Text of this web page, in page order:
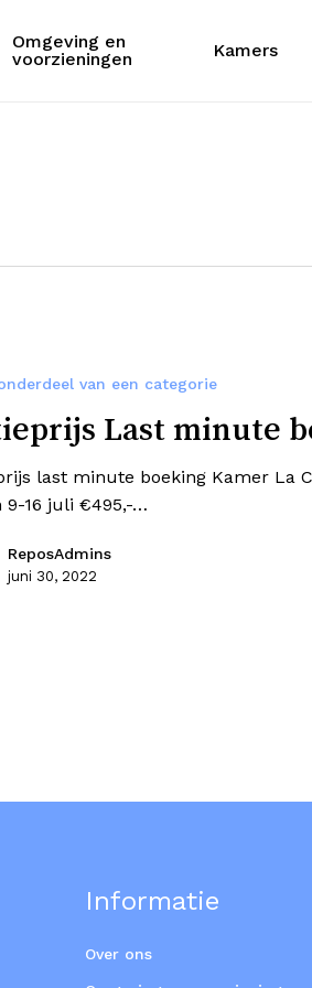
Omgeving en
voorzieningen
Kamers
van een categorie
Last minute
last minute boeking Kamer La
9-16 juli €495,-…
ReposAdmins
juni 30, 2022
Informatie
Over ons